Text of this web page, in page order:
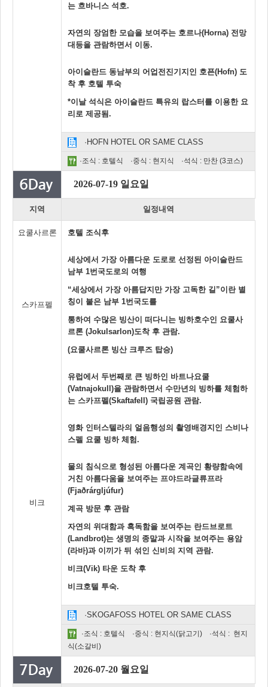
는 흐바니스 석호.
자연의 장엄한 모습을 보여주는 호르나(Horna) 전망
대등을 관람하면서 이동.
아이슬란드 동남부의 어업전진기지인 호픈(Hofn) 도
착 후 호텔 투숙
*이날 석식은 아이슬란드 특유의 랍스터를 이용한 요
리로 제공됨.
·HOFN HOTEL OR SAME CLASS
·조식 : 호텔식 ·중식 : 현지식 ·석식 : 만찬 (3코스)
2026-07-19 일요일
지역 일정내역
요쿨사르론
스카프펠
비크
호텔 조식후
세상에서 가장 아름다운 도로로 선정된 아이슬란드
남부 1번국도로의 여행
“세상에서 가장 아름답지만 가장 고독한 길”이란 별
칭이 붙은 남부 1번국도를
통하여 수많은 빙산이 떠다니는 빙하호수인 요쿨사
르론 (Jokulsarlon)도착 후 관람.
(요쿨사르론 빙산 크루즈 탑승)
유럽에서 두번째로 큰 빙하인 바트나요쿨
(Vatnajokull)을 관람하면서 수만년의 빙하를 체험하
는 스카프펠(Skaftafell) 국립공원 관람.
영화 인터스텔라의 얼음행성의 촬영배경지인 스비나
스펠 요쿨 빙하 체험.
물의 침식으로 형성된 아름다운 계곡인 황량함속에
거친 아름다움을 보여주는 프야드라글류프라
(Fjaðrárgljúfur)
계곡 방문 후 관람
자연의 위대함과 혹독함을 보여주는 란드브로트
(Landbrot)는 생명의 종말과 시작을 보여주는 용암
(라바)과 이끼가 뒤 섞인 신비의 지역 관람.
비크(Vik) 타운 도착 후
비크호텔 투숙.
·SKOGAFOSS HOTEL OR SAME CLASS
·조식 : 호텔식 ·중식 : 현지식(닭고기) ·석식 : 현지
식(소갈비)
2026-07-20 월요일